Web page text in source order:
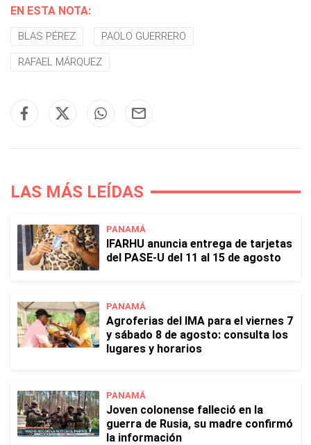
EN ESTA NOTA:
BLAS PÉREZ PAOLO GUERRERO
RAFAEL MÁRQUEZ
LAS MÁS LEÍDAS
PANAMÁ
IFARHU anuncia entrega de tarjetas
del PASE-U del 11 al 15 de agosto
PANAMÁ
Agroferias del IMA para el viernes 7
y sábado 8 de agosto: consulta los
lugares y horarios
PANAMÁ
Joven colonense falleció en la
guerra de Rusia, su madre confirmó
la información